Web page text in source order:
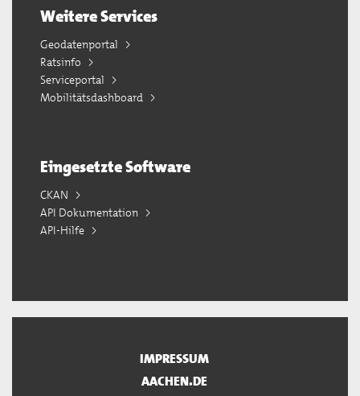
Weitere Services
Geodatenportal
Ratsinfo
Serviceportal
Mobilitätsdashboard
Eingesetzte Software
CKAN
API Dokumentation
API-Hilfe
IMPRESSUM
AACHEN.DE